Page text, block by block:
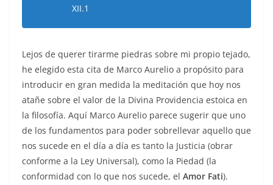
XII.1
Lejos de querer tirarme piedras sobre mi propio tejado,
he elegido esta cita de Marco Aurelio a propósito para
introducir en gran medida la meditación que hoy nos
atañe sobre el valor de la Divina Providencia estoica en
la filosofía. Aquí Marco Aurelio parece sugerir que uno
de los fundamentos para poder sobrellevar aquello que
nos sucede en el día a día es tanto la Justicia (obrar
conforme a la Ley Universal), como la Piedad (la
conformidad con lo que nos sucede, el Amor Fati).